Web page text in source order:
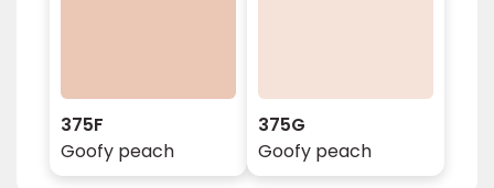
375F
Goofy peach
375G
Goofy peach